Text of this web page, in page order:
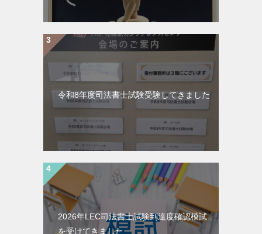
令和8年度司法書士試験受験してきました
2026年LEC司法書士試験到達度確認模試
を受けてきました